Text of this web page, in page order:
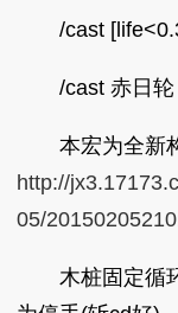
/cast
/cast 赤日轮
本宏为全新构
http://
05/
木桩固定循环